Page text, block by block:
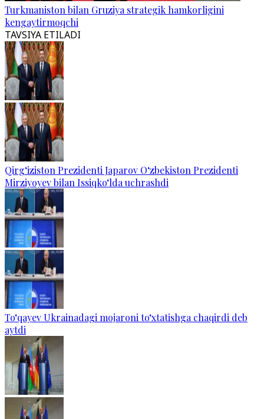
Turkmaniston bilan Gruziya strategik hamkorligini
kengaytirmoqchi
TAVSIYA ETILADI
Qirg‘iziston Prezidenti Japarov O‘zbekiston Prezidenti
Mirziyoyev bilan Issiqko‘lda uchrashdi
To‘qayev Ukrainadagi mojaroni to‘xtatishga chaqirdi deb
aytdi